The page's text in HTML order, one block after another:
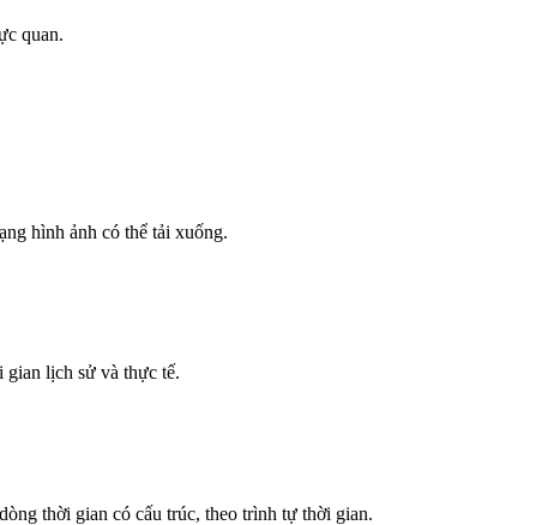
quan.
hình ảnh có thể tải xuống.
gian lịch sử và thực tế.
thời gian có cấu trúc, theo trình tự thời gian.